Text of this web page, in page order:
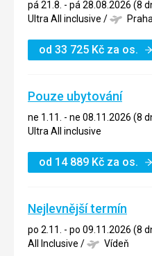
pá 21.8. - pá 28.08.2026 (8
Ultra All inclusive /
od 33 725 Kč za os.
Pouze ubytování
ne 1.11. - ne 08.11.2026 (8
Ultra All inclusive
od 14 889 Kč za os.
Nejlevnější termín
po 2.11. - po 09.11.2026 (8
All Inclusive / Vídeň